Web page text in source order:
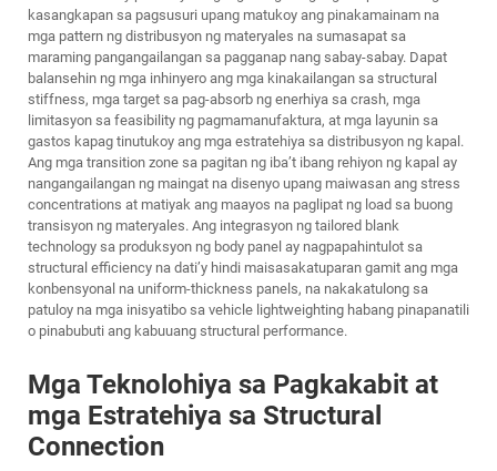
kasangkapan sa pagsusuri upang matukoy ang pinakamainam na
mga pattern ng distribusyon ng materyales na sumasapat sa
maraming pangangailangan sa pagganap nang sabay-sabay. Dapat
balansehin ng mga inhinyero ang mga kinakailangan sa structural
stiffness, mga target sa pag-absorb ng enerhiya sa crash, mga
limitasyon sa feasibility ng pagmamanufaktura, at mga layunin sa
gastos kapag tinutukoy ang mga estratehiya sa distribusyon ng kapal.
Ang mga transition zone sa pagitan ng iba’t ibang rehiyon ng kapal ay
nangangailangan ng maingat na disenyo upang maiwasan ang stress
concentrations at matiyak ang maayos na paglipat ng load sa buong
transisyon ng materyales. Ang integrasyon ng tailored blank
technology sa produksyon ng body panel ay nagpapahintulot sa
structural efficiency na dati’y hindi maisasakatuparan gamit ang mga
konbensyonal na uniform-thickness panels, na nakakatulong sa
patuloy na mga inisyatibo sa vehicle lightweighting habang pinapanatili
o pinabubuti ang kabuuang structural performance.
Mga Teknolohiya sa Pagkakabit at
mga Estratehiya sa Structural
Connection